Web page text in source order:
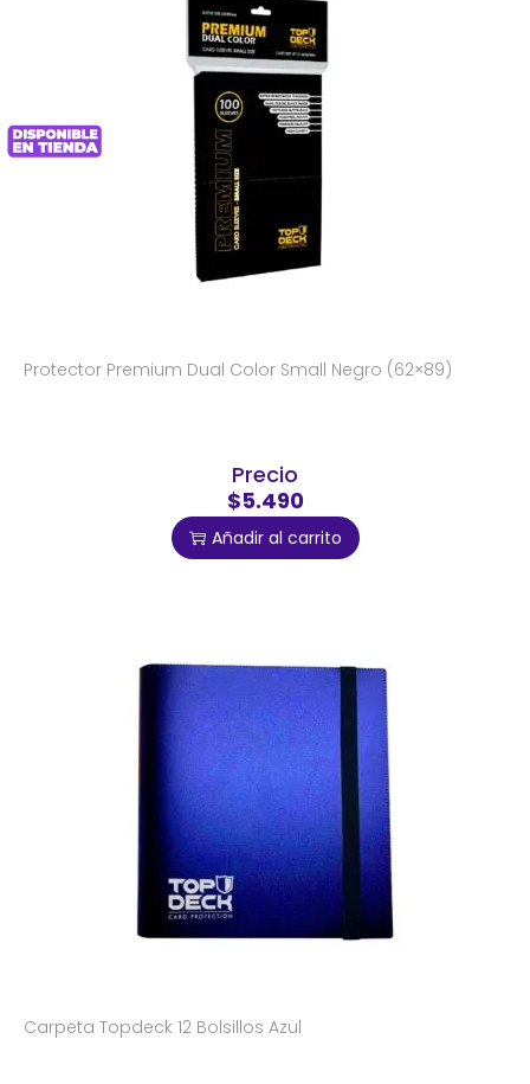
Protector Premium Dual Color Small Negro (62×89)
Precio
$5.490
Añadir al carrito
Carpeta Topdeck 12 Bolsillos Azul